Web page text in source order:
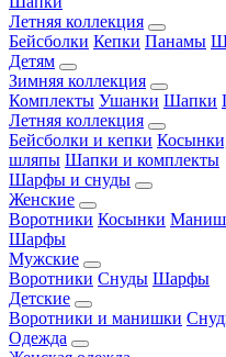
Летняя коллекция
Бейсболки Кепки Панамы
Детям
Зимняя коллекция
Комплекты Ушанки Шапки
Летняя коллекция
Бейсболки и кепки
шляпы Шапки и комплекты
Шарфы и снуды
Женские
Воротники Косынки
Шарфы
Мужские
Воротники Снуды Шарфы
Детские
Воротники и манишки
Одежда